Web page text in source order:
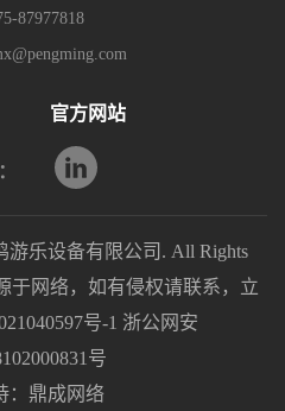
87977818
官方网站
游乐设备有限公司. All Rights
于网络，如有侵权请联系，立
号-1 浙公网安
号
鼎成网络